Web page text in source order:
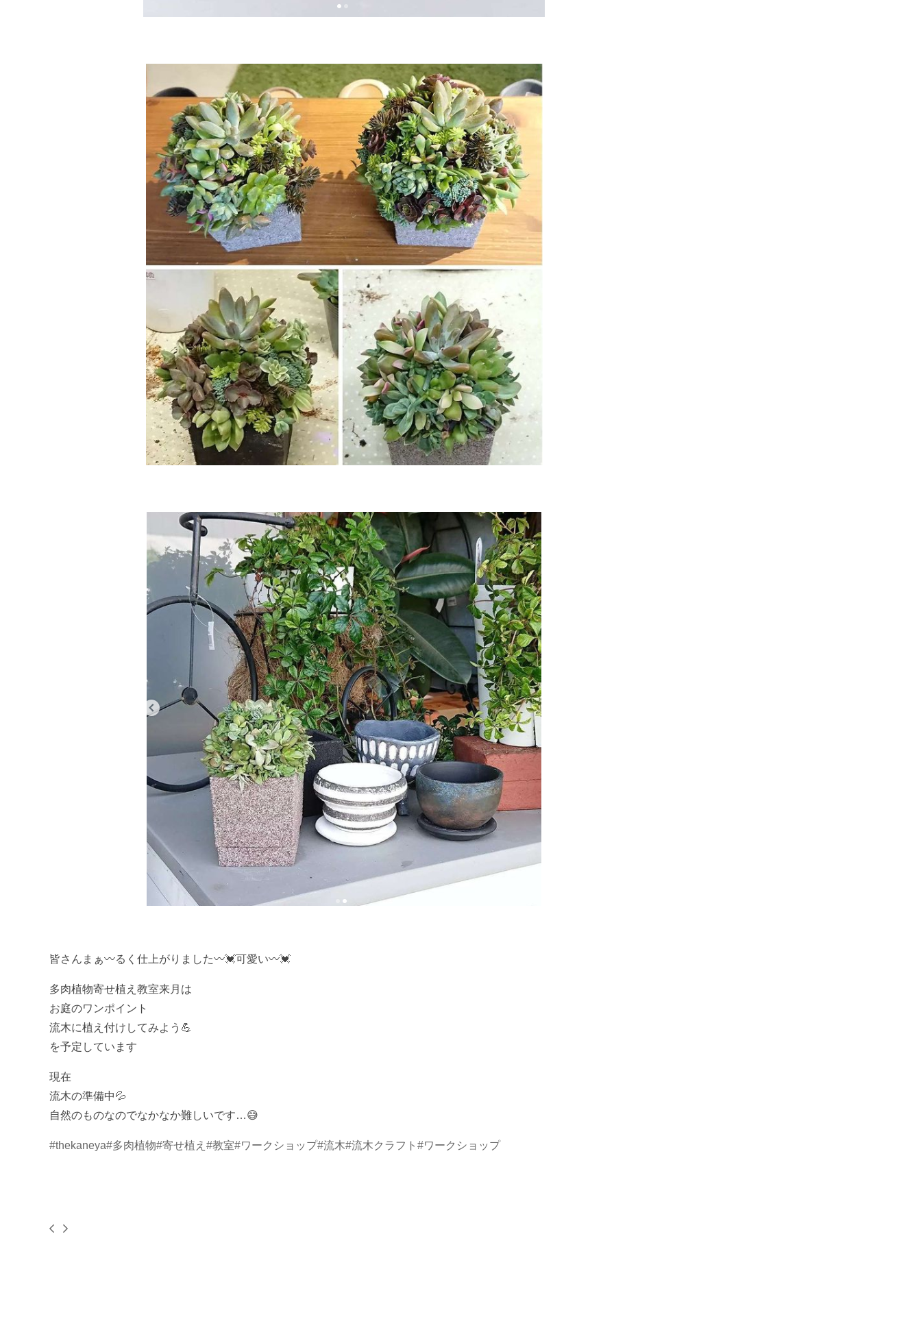
皆さんまぁ〰️るく仕上がりました〰️💓可愛い〰️💓
多肉植物寄せ植え教室来月は
お庭のワンポイント
流木に植え付けしてみよう💪
を予定しています
現在
流木の準備中💦
自然のものなのでなかなか難しいです…😅
#thekaneya#多肉植物#寄せ植え #教室#ワークショップ#流木#流木クラフト #ワークショップ